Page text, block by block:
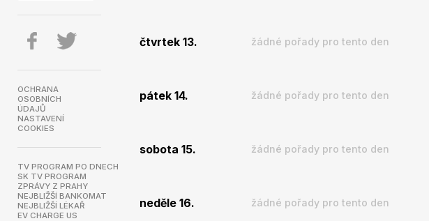
OCHRANA
OSOBNÍCH
ÚDAJŮ
NASTAVENÍ
COOKIES
TV PROGRAM PO DNECH
SK TV PROGRAM
ZPRÁVY Z PRAHY
NEJBLIŽŠÍ BANKOMAT
NEJBLIŽŠÍ LÉKAŘ
EV CHARGE US
čtvrtek 13. žádné pořady pro tento den
pátek 14. žádné pořady pro tento den
sobota 15. žádné pořady pro tento den
neděle 16. žádné pořady pro tento den